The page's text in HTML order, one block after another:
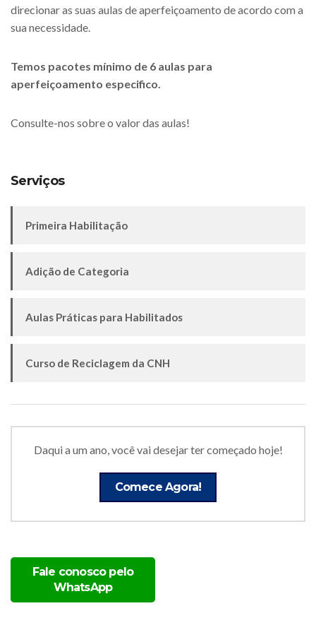
direcionar as suas aulas de aperfeiçoamento de acordo com a
sua necessidade.
Temos pacotes mínimo de 6 aulas para
aperfeiçoamento especifico.
Consulte-nos sobre o valor das aulas!
Serviços
Primeira Habilitação
Adição de Categoria
Aulas Práticas para Habilitados
Curso de Reciclagem da CNH
Daqui a um ano, você vai desejar ter começado hoje!
Comece Agora!
Fale conosco pelo
WhatsApp